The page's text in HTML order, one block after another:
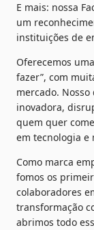
E mais: nossa
um
instituições de
Oferecemos
fazer”, com
mercado.
inovadora,
quem quer
em tecnologia e
Como marca
fomos os
colaboradores
transformação
abrimos todo